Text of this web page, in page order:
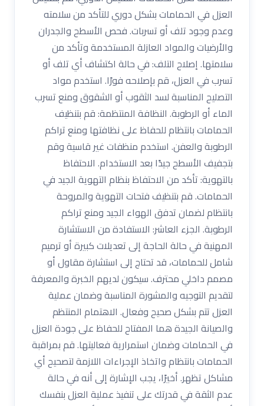
العزل في الحمامات بشكل دوري للتأكد من سلامته
وعدم وجود تلف أو تسربات. فحص الأسطح والجدران
والأرضيات والمواد العازلة المستخدمة وتأكد من
سلامتها. إصلاح التلف: في حالة اكتشاف أي تلف أو
تسرب في العزل، قم بإصلاحه فورًا. استخدم مواد
التصليح المناسبة لسد الثقوب أو الشقوق ومنع تسرب
الماء أو الرطوبة. النظافة المنتظمة: قم بتنظيف
الحمامات بانتظام للحفاظ على نظافتها ومنع تراكم
الرطوبة والعفن. استخدم منظفات غير قاسية وقم
بتجفيف الأسطح جيدًا بعد الاستخدام. الاحتفاظ
بالتهوية: تأكد من الاحتفاظ بنظام التهوية الجيد في
الحمامات. قم بتنظيف فتحات التهوية والمروحة
بانتظام لضمان تدفق الهواء الجيد ومنع تراكم
الرطوبة. الجزء العاشر: الاستفادة من الاستشارة
المهنية في حالة الحاجة إلى تعديلات كبيرة أو ترميم
شامل للحمامات، قد تحتاج إلى استشارة مقاول أو
مصمم داخلي محترف. سيكون لديهم الخبرة والمعرفة
لتقديم التوجيه والمشورة المناسبة وضمان عملية
العزل تتم بشكل صحيح وفعال. الاهتمام المنتظم
والصيانة الجيدة هما المفتاح للحفاظ على جودة العزل
في الحمامات وضمان استمرارية فعاليتها. قم بمراقبة
الحمامات بانتظام واتخاذ الإجراءات اللازمة لتصحيح أي
مشاكل تظهر. أخيرًا، يجب الإشارة إلى أنه في حالة
عدم الثقة في قدرتك على تنفيذ عملية العزل بنفسك